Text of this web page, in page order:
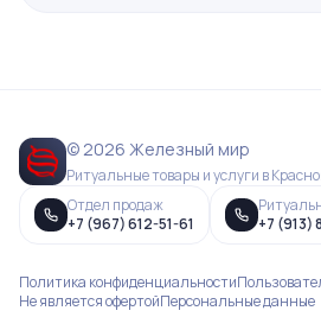
© 2026 Железный мир
Ритуальные товары и услуги в
Отдел продаж
+7 (967) 612-51-61
+7 (913)
Политика конфиденциальности
Не является офертойПерсональные данные